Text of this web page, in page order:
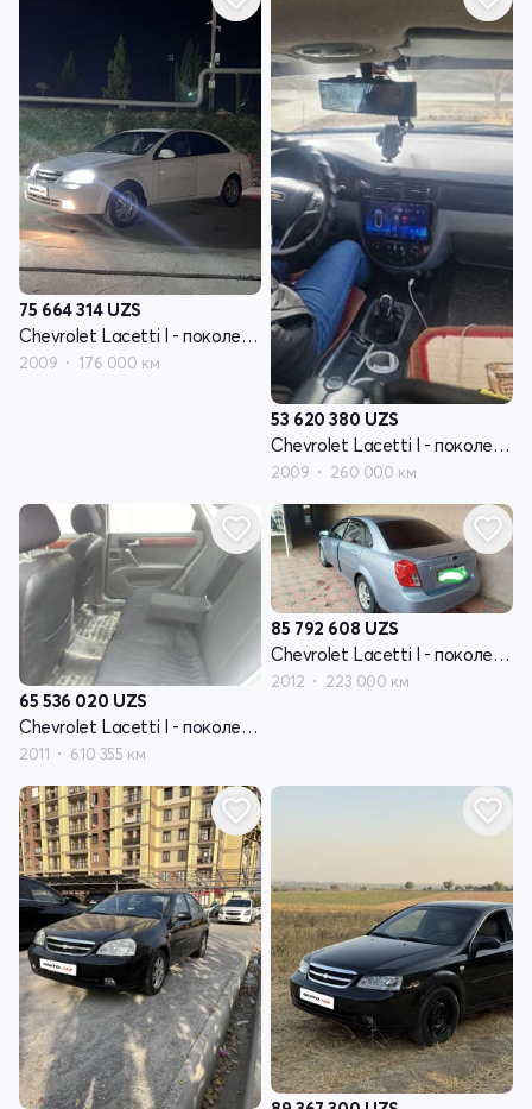
75 664 314 UZS
Chevrolet Lacetti I - поколение
2009 176 000 км
53 620 380 UZS
Chevrolet Lacetti I - поколение
2009 260 000 км
65 536 020 UZS
Chevrolet Lacetti I - поколение
2011 610 355 км
85 792 608 UZS
Chevrolet Lacetti I - поколение
2012 223 000 км